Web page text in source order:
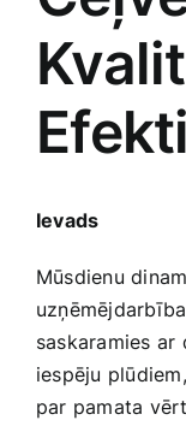
Jaunākie
Pirktākās preces
Raksti
Grāmatas
Gudrā māja
Mājai un
Mājražotājiem
Ievads
Mūsdienu
‍saskaramies ar
iespēju
par pamata